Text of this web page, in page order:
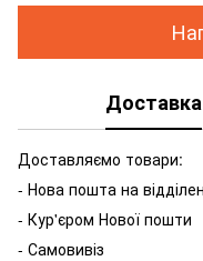
Доставка
Доставляємо товари:
- Нова пошта на
- Кур'єром Нової пошти
- Самовивіз